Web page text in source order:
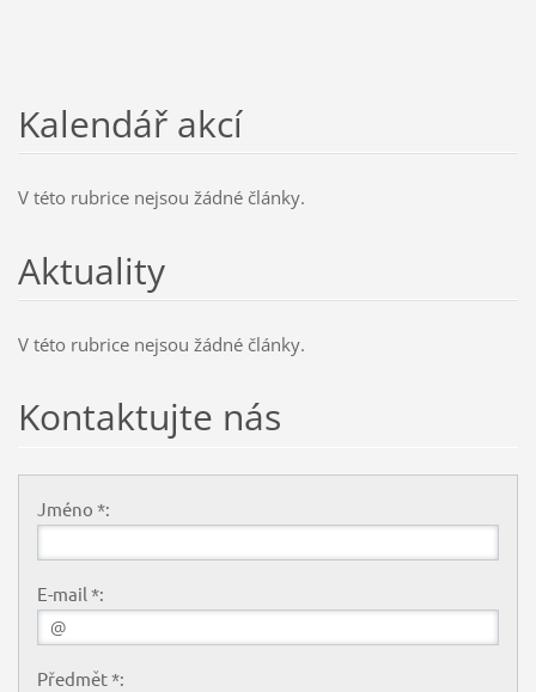
Kalendář akcí
V této rubrice nejsou žádné články.
Aktuality
V této rubrice nejsou žádné články.
Kontaktujte nás
Jméno *:
E-mail *:
Předmět *: